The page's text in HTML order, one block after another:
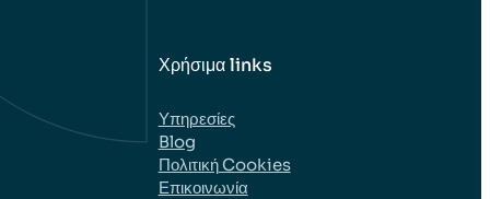
Χρήσιμα links
Υπηρεσίες
Blog
Πολιτική Cookies
Επικοινωνία